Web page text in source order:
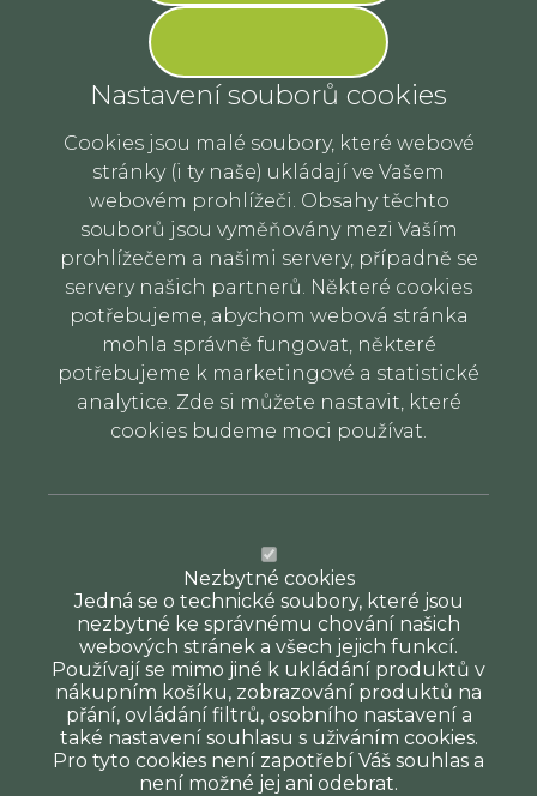
Nastavení souborů cookies
Cookies jsou malé soubory, které webové
stránky (i ty naše) ukládají ve Vašem
webovém prohlížeči. Obsahy těchto
souborů jsou vyměňovány mezi Vaším
prohlížečem a našimi servery, případně se
servery našich partnerů. Některé cookies
potřebujeme, abychom webová stránka
mohla správně fungovat, některé
potřebujeme k marketingové a statistické
analytice. Zde si můžete nastavit, které
cookies budeme moci používat.
Nezbytné cookies
Jedná se o technické soubory, které jsou
nezbytné ke správnému chování našich
webových stránek a všech jejich funkcí.
Používají se mimo jiné k ukládání produktů v
nákupním košíku, zobrazování produktů na
přání, ovládání filtrů, osobního nastavení a
také nastavení souhlasu s uživáním cookies.
Pro tyto cookies není zapotřebí Váš souhlas a
není možné jej ani odebrat.